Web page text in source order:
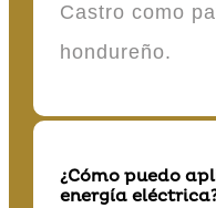
Castro como
hondureño.
¿Cómo puedo
energía